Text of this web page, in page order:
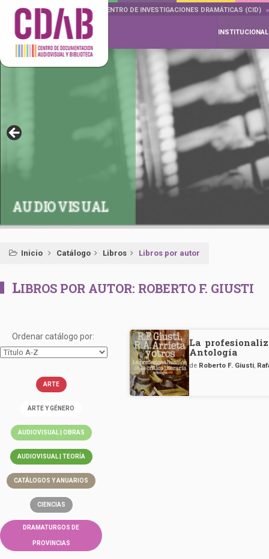
DOCUMENTA DRAMÁTICAS CENTRO DE INVESTIGACIONES DRAMÁTICAS (CID)
INSTITUCIONAL
AUDIOVISUAL
Inicio Catálogo Libros Libros por autor
LIBROS POR AUTOR: ROBERTO F. GIUSTI
Ordenar catálogo por:
ARTE
ARTE Y GÉNERO
AUDIOVISUAL | OBRAS
AUDIOVISUAL | TEORÍA
CATÁLOGOS Y ANUARIOS
CIENCIAS
DRAMATURGOS DE
PROVINCIAS
La
Antología
de Roberto F. Giusti,